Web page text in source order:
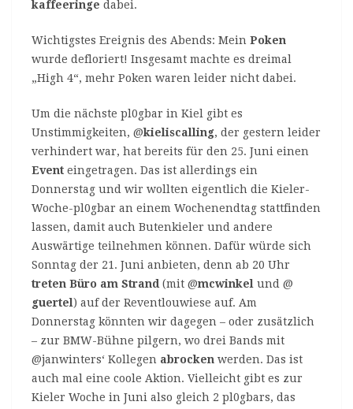
kaffeeringe dabei.
Wichtigstes Ereignis des Abends: Mein Poken
wurde defloriert! Insgesamt machte es dreimal
„High 4“, mehr Poken waren leider nicht dabei.
Um die nächste pl0gbar in Kiel gibt es
Unstimmigkeiten, @kieliscalling, der gestern leider
verhindert war, hat bereits für den 25. Juni einen
Event eingetragen. Das ist allerdings ein
Donnerstag und wir wollten eigentlich die Kieler-
Woche-pl0gbar an einem Wochenendtag stattfinden
lassen, damit auch Butenkieler und andere
Auswärtige teilnehmen können. Dafür würde sich
Sonntag der 21. Juni anbieten, denn ab 20 Uhr
treten Büro am Strand (mit @mcwinkel und @
guertel ) auf der Reventlouwiese auf. Am
Donnerstag könnten wir dagegen – oder zusätzlich
– zur BMW-Bühne pilgern, wo drei Bands mit
@janwinters‘ Kollegen abrocken werden. Das ist
auch mal eine coole Aktion. Vielleicht gibt es zur
Kieler Woche in Juni also gleich 2 pl0gbars, das